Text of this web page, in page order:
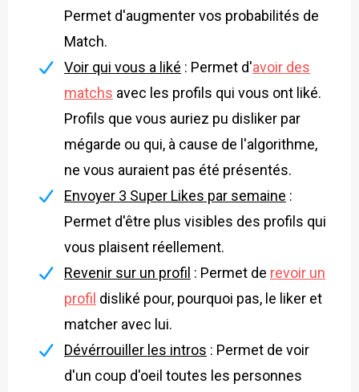
Permet d'augmenter vos probabilités de
Match.
Voir qui vous a liké : Permet d'avoir des
matchs avec les profils qui vous ont liké.
Profils que vous auriez pu disliker par
mégarde ou qui, à cause de l'algorithme,
ne vous auraient pas été présentés.
Envoyer 3 Super Likes par semaine :
Permet d'être plus visibles des profils qui
vous plaisent réellement.
Revenir sur un profil : Permet de revoir un
profil disliké pour, pourquoi pas, le liker et
matcher avec lui.
Dévérrouiller les intros : Permet de voir
d'un coup d'oeil toutes les personnes